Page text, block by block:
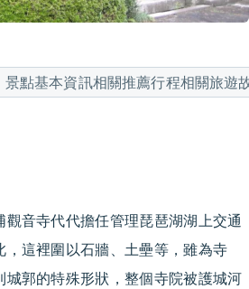
景點基本資訊相關推薦行程相關旅遊
音寺代代擔任管理琵琶湖湖上交通
這裡圍以石牆、土壘等，雖為寺
郭的特殊形狀，整個寺院被護城河